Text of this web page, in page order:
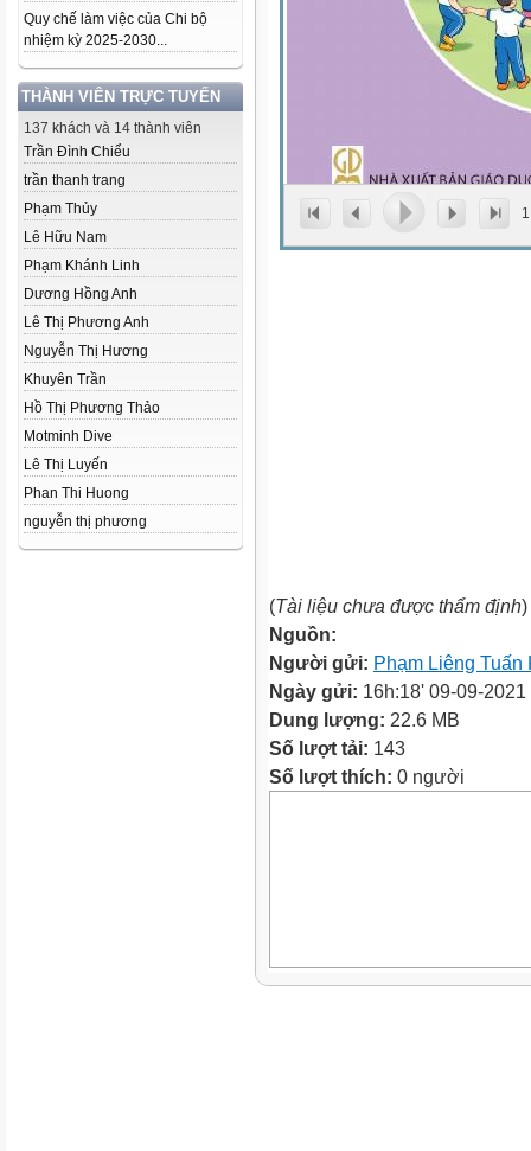
Quy chế làm việc của Chi bộ
nhiệm kỳ 2025-2030...
THÀNH VIÊN TRỰC TUYẾN
137 khách và 14 thành viên
Trần Đình Chiểu
trần thanh trang
Phạm Thủy
Lê Hữu Nam
Phạm Khánh Linh
Dương Hồng Anh
Lê Thị Phương Anh
Nguyễn Thị Hương
Khuyên Trần
Hồ Thị Phương Thảo
Motminh Dive
Lê Thị Luyến
Phan Thi Huong
nguyễn thị phương
1
(Tài liệu chưa được thẩm định)
Nguồn:
Người gửi: Phạm Liêng Tuấn
Ngày gửi: 16h:18' 09-09-2021
Dung lượng: 22.6 MB
Số lượt tải: 143
Số lượt thích: 0 người